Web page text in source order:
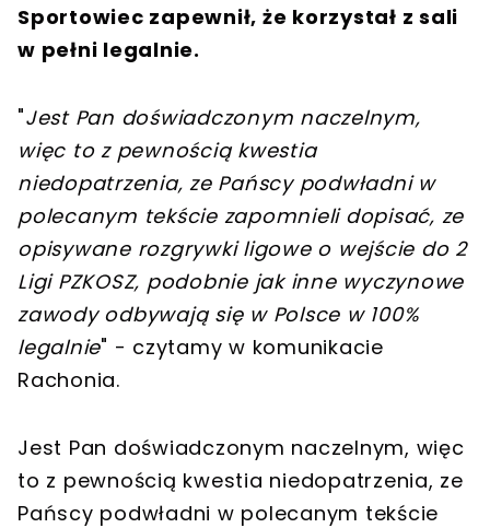
Sportowiec zapewnił, że korzystał z sali
w pełni legalnie.
"Jest Pan doświadczonym naczelnym,
więc to z pewnością kwestia
niedopatrzenia, ze Pańscy podwładni w
polecanym tekście zapomnieli dopisać, ze
opisywane rozgrywki ligowe o wejście do 2
Ligi PZKOSZ, podobnie jak inne wyczynowe
zawody odbywają się w Polsce w 100%
legalnie" - czytamy w komunikacie
Rachonia.
Jest Pan doświadczonym naczelnym, więc
to z pewnością kwestia niedopatrzenia, ze
Pańscy podwładni w polecanym tekście